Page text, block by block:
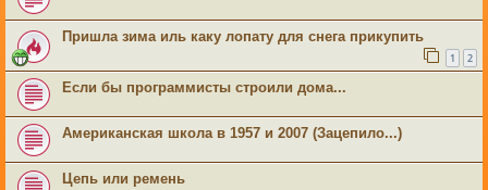
Пришла зима иль каку лопату для снега прикупить
1 2
Если бы программисты строили дома...
Американская школа в 1957 и 2007 (Зацепило...)
Цепь или ремень